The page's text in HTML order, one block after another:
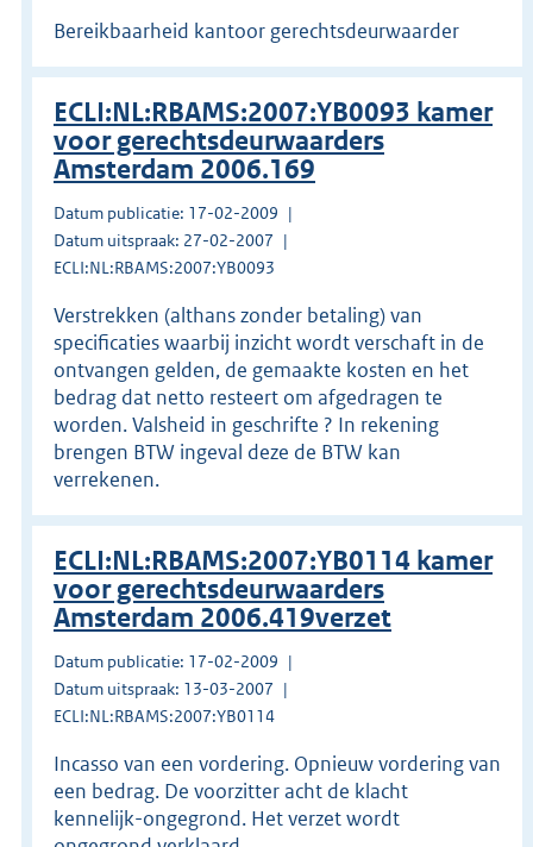
Bereikbaarheid kantoor gerechtsdeurwaarder
ECLI:NL:RBAMS:2007:YB0093 kamer
voor gerechtsdeurwaarders
Amsterdam 2006.169
Datum publicatie: 17-02-2009
Datum uitspraak: 27-02-2007
ECLI:NL:RBAMS:2007:YB0093
Verstrekken (althans zonder betaling) van
specificaties waarbij inzicht wordt verschaft in de
ontvangen gelden, de gemaakte kosten en het
bedrag dat netto resteert om afgedragen te
worden. Valsheid in geschrifte ? In rekening
brengen BTW ingeval deze de BTW kan
verrekenen.
ECLI:NL:RBAMS:2007:YB0114 kamer
voor gerechtsdeurwaarders
Amsterdam 2006.419verzet
Datum publicatie: 17-02-2009
Datum uitspraak: 13-03-2007
ECLI:NL:RBAMS:2007:YB0114
Incasso van een vordering. Opnieuw vordering van
een bedrag. De voorzitter acht de klacht
kennelijk-ongegrond. Het verzet wordt